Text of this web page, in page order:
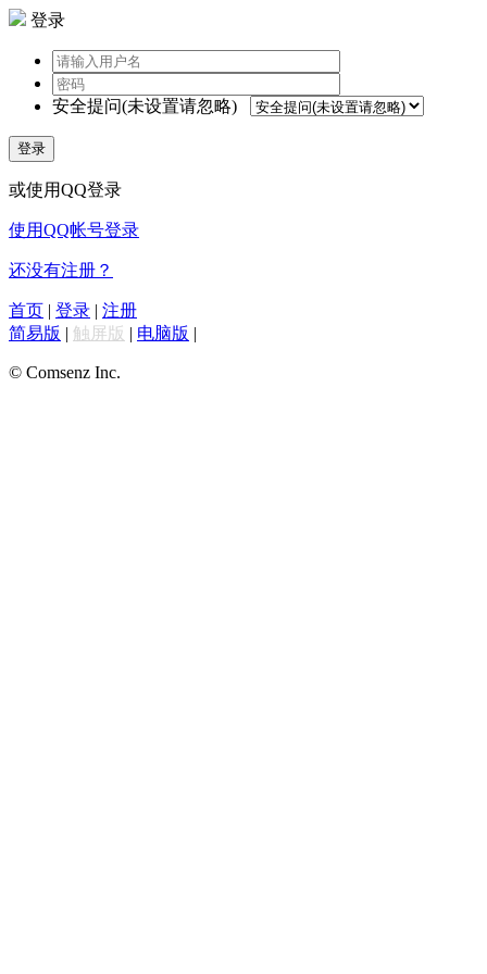
登录
安全提问(未设置请忽略)
登录
或使用QQ登录
使用QQ帐号登录
还没有注册？
首页 | 登录 | 注册
简易版 | 触屏版 | 电脑版 |
© Comsenz Inc.